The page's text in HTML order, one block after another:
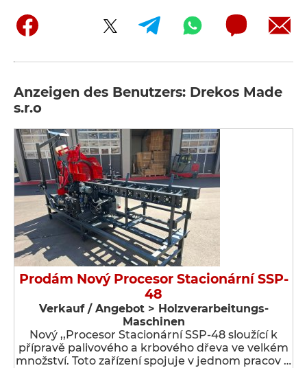
Anzeigen des Benutzers: Drekos Made
s.r.o
Prodám Nový Procesor Stacionární SSP-
48
Verkauf / Angebot > Holzverarbeitungs-
Maschinen
Nový ,,Procesor Stacionární SSP-48 sloužící k
přípravě palivového a krbového dřeva ve velkém
množství. Toto zařízení spojuje v jednom pracov …